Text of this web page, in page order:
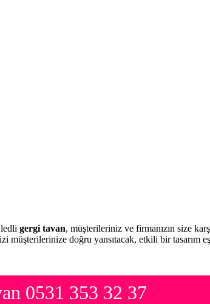
ledli gergi tavan, müşterileriniz ve firmanızın size
doğru yansıtacak, etkili bir tasarım
0531 353 32 37